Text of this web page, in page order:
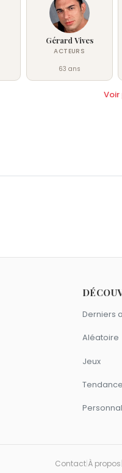
Gérard Vives
ACTEURS
63 ans
Derniers
Aléatoire
Jeux
Contact À propos